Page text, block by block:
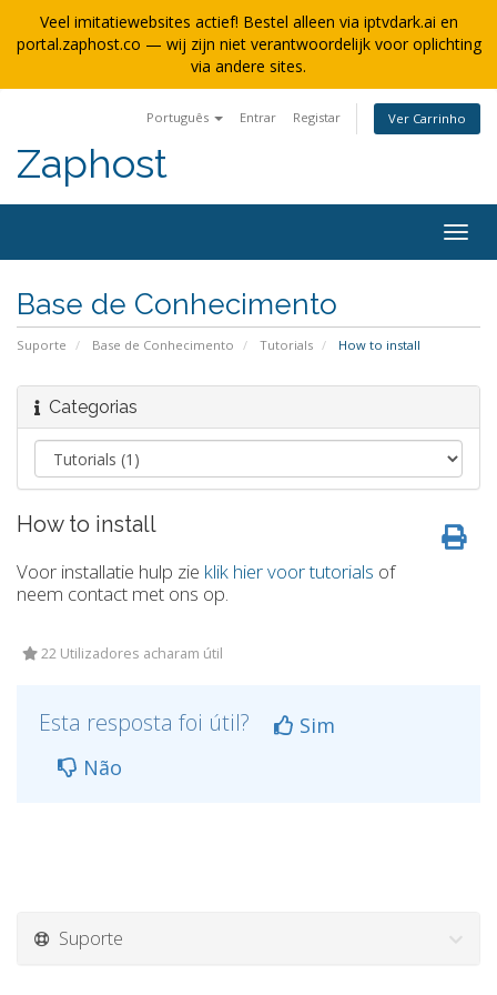
Veel imitatiewebsites actief! Bestel alleen via iptvdark.ai en
portal.zaphost.co — wij zijn niet verantwoordelijk voor oplichting
via andere sites.
Português Entrar Registar Ver Carrinho
Zaphost
Base de Conhecimento
Suporte Base de Conhecimento Tutorials How to install
Categorias
How to install
Voor installatie hulp zie klik hier voor tutorials of
neem contact met ons op.
22 Utilizadores acharam útil
Esta resposta foi útil?
Sim
Não
Suporte